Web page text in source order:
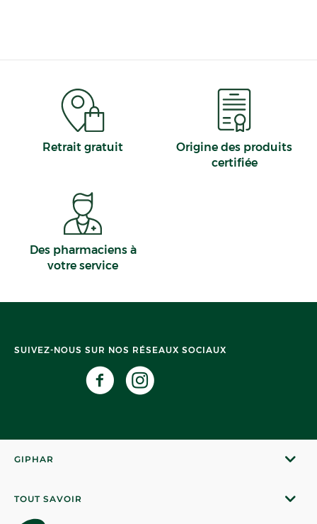
Retrait gratuit
Origine des produits
certifiée
Des pharmaciens à
votre service
SUIVEZ-NOUS SUR NOS RÉSEAUX SOCIAUX
GIPHAR
TOUT SAVOIR